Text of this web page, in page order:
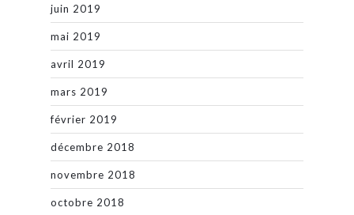
juin 2019
mai 2019
avril 2019
mars 2019
février 2019
décembre 2018
novembre 2018
octobre 2018